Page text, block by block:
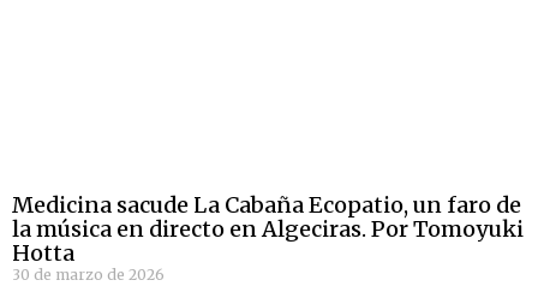
Medicina sacude La Cabaña Ecopatio, un faro de
la música en directo en Algeciras. Por Tomoyuki
Hotta
30 de marzo de 2026